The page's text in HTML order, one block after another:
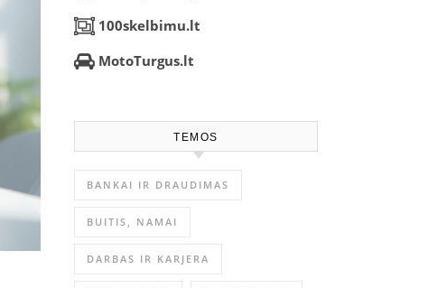
100skelbimu.lt
MotoTurgus.lt
TEMOS
BANKAI IR DRAUDIMAS
BUITIS, NAMAI
DARBAS IR KARJERA